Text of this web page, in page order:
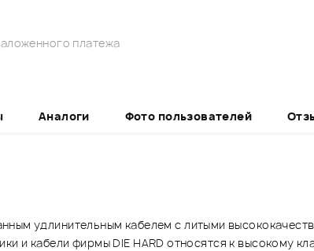
платежа
Аналоги Фото пользователей
удлинительным кабелем с литыми
и кабели фирмы DIE HARD относятся к высокому